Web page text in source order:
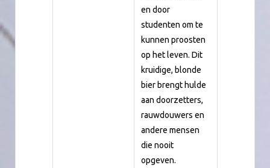
en door
studenten om te
kunnen proosten
op het leven. Dit
kruidige, blonde
bier brengt hulde
aan doorzetters,
rauwdouwers en
andere mensen
die nooit
opgeven.